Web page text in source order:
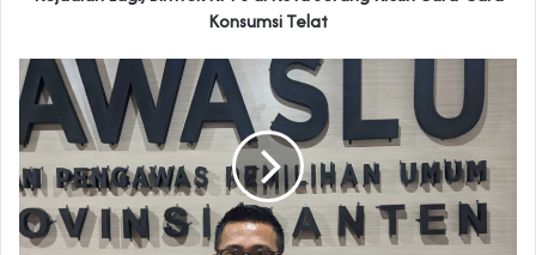
Konsumsi Telat